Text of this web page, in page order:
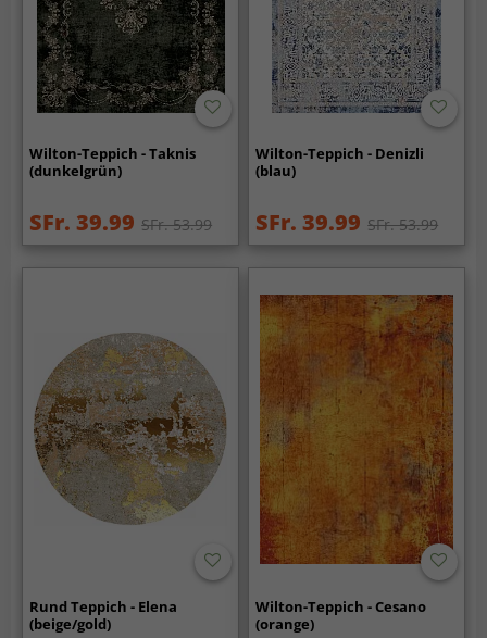
Wilton-Teppich - Taknis
(dunkelgrün)
SFr. 39.99 SFr. 53.99
Wilton-Teppich - Denizli
(blau)
SFr. 39.99 SFr. 53.99
Rund Teppich - Elena
(beige/gold)
Wilton-Teppich - Cesano
(orange)